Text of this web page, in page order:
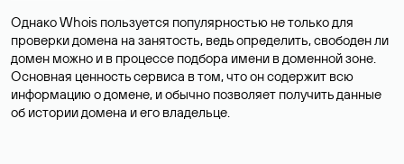
Однако Whois пользуется популярностью не только для
проверки домена на занятость, ведь определить, свободен ли
домен можно и в процессе подбора имени в доменной зоне.
Основная ценность сервиса в том, что он содержит всю
информацию о домене, и обычно позволяет получить данные
об истории домена и его владельце.